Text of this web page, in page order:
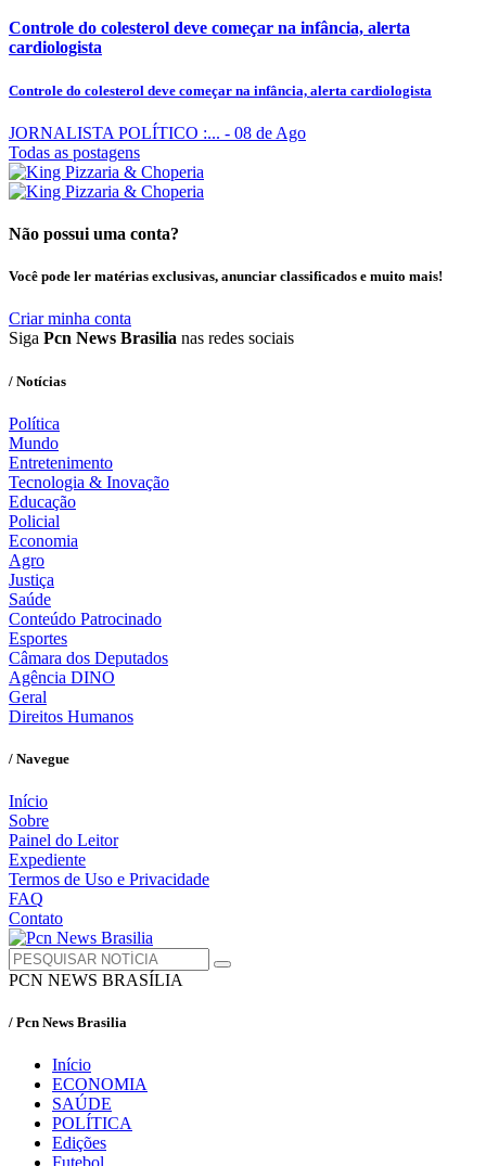
Controle do colesterol deve começar na infância, alerta
cardiologista
Controle do colesterol deve começar na infância, alerta cardiologista
JORNALISTA POLÍTICO :... - 08 de Ago
Todas as postagens
Não possui uma conta?
Você pode ler matérias exclusivas, anunciar classificados e muito mais!
Criar minha conta
Siga Pcn News Brasilia nas redes sociais
/ Notícias
Política
Mundo
Entretenimento
Tecnologia & Inovação
Educação
Policial
Economia
Agro
Justiça
Saúde
Conteúdo Patrocinado
Esportes
Câmara dos Deputados
Agência DINO
Geral
Direitos Humanos
/ Navegue
Início
Sobre
Painel do Leitor
Expediente
Termos de Uso e Privacidade
FAQ
Contato
PCN NEWS BRASÍLIA
/ Pcn News Brasilia
Início
ECONOMIA
SAÚDE
POLÍTICA
Edições